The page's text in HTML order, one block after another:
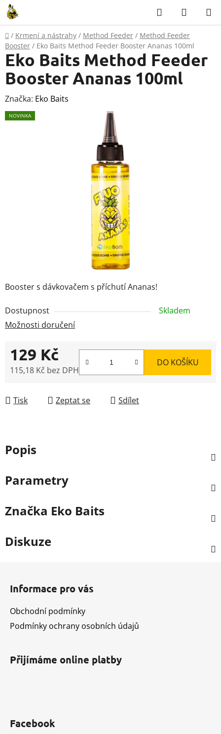
Přejít
na
obsah
Hledat
KOŠÍK
Domů
/ Krmení a nástrahy / Method Feeder / Method Feeder
Booster / Eko Baits Method Feeder Booster Ananas 100ml
Booster s dávkovačem s příchutí Ananas!
Dostupnost
Skladem
Možnosti doručení
129 Kč
115,18 Kč bez DPH
DO KOŠÍKU
Tisk Zeptat se Sdílet
Eko Baits Method Feeder
Booster Ananas 100ml
Značka: Eko Baits
NOVINKA
Popis
Parametry
Značka Eko Baits
Diskuze
Informace pro vás
Obchodní podmínky
Podmínky ochrany osobních údajů
Přijímáme online platby
Facebook